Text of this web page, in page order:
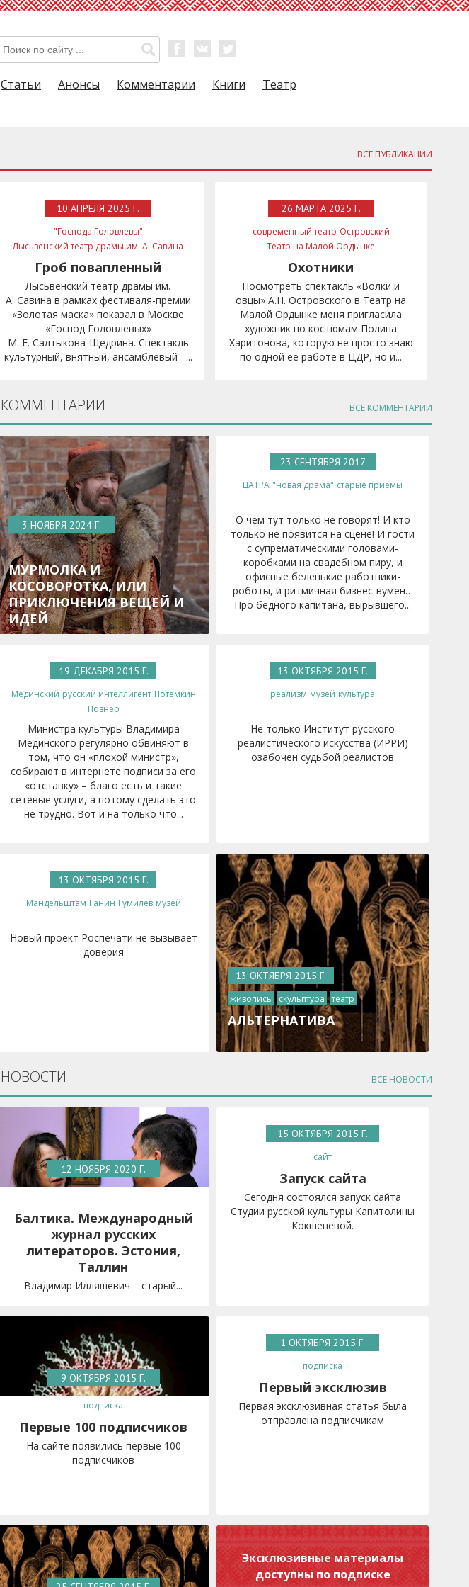
Статьи Анонсы Комментарии Книги Театр
ВСЕ ПУБЛИКАЦИИ
10 АПРЕЛЯ 2025 Г.
"Господа Головлевы"
Лысьвенский театр драмы им. А. Савина
Гроб повапленный
Лысьвенский театр драмы им.
А. Савина в рамках фестиваля-премии
«Золотая маска» показал в Москве
«Господ Головлевых»
М. Е. Салтыкова-Щедрина. Спектакль
культурный, внятный, ансамблевый –...
26 МАРТА 2025 Г.
современный театр Островский
Театр на Малой Ордынке
Евгений Герасимов
Охотники
Посмотреть спектакль «Волки и
овцы» А.Н. Островского в Театр на
Малой Ордынке меня пригласила
художник по костюмам Полина
Харитонова, которую не просто знаю
по одной её работе в ЦДР, но и...
ВСЕ КОММЕНТАРИИ
КОММЕНТАРИИ
3 НОЯБРЯ 2024 Г.
МУРМОЛКА И
КОСОВОРОТКА, ИЛИ
ПРИКЛЮЧЕНИЯ ВЕЩЕЙ И
ИДЕЙ
23 СЕНТЯБРЯ 2017
ЦАТРА "новая драма" старые приемы
О чем тут только не говорят! И кто
только не появится на сцене! И гости
с супрематическими головами-
коробками на свадебном пиру, и
офисные беленькие работники-
роботы, и ритмичная бизнес-вумен…
Про бедного капитана, вырывшего...
19 ДЕКАБРЯ 2015 Г.
Мединский русский интеллигент Потемкин
Познер
Министра культуры Владимира
Мединского регулярно обвиняют в
том, что он «плохой министр»,
собирают в интернете подписи за его
«отставку» – благо есть и такие
сетевые услуги, а потому сделать это
не трудно. Вот и на только что...
13 ОКТЯБРЯ 2015 Г.
реализм музей культура
Не только Институт русского
реалистического искусства (ИРРИ)
озабочен судьбой реалистов
13 ОКТЯБРЯ 2015 Г.
Мандельштам Ганин Гумилев музей
Новый проект Роспечати не вызывает
доверия
13 ОКТЯБРЯ 2015 Г.
живопись скульптура театр
АЛЬТЕРНАТИВА
ВСЕ НОВОСТИ
НОВОСТИ
12 НОЯБРЯ 2020 Г.
Балтика. Международный
журнал русских
литераторов. Эстония,
Таллин
Владимир Илляшевич – старый...
15 ОКТЯБРЯ 2015 Г.
сайт
Запуск сайта
Сегодня состоялся запуск сайта
Студии русской культуры Капитолины
Кокшеневой.
9 ОКТЯБРЯ 2015 Г.
подписка
Первые 100 подписчиков
На сайте появились первые 100
подписчиков
1 ОКТЯБРЯ 2015 Г.
подписка
Первый эксклюзив
Первая эксклюзивная статья была
отправлена подписчикам
Эксклюзивные материалы
доступны по подписке